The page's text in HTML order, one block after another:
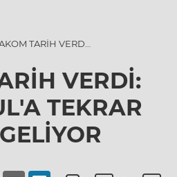
TARİH VERDİ:
KAR GELİYOR
VERDİ:
TEKRAR